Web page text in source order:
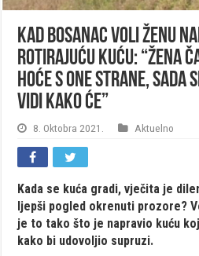
Kad Bosanac voli ženu
rotirajuću kuću: “Žena
hoće s one strane, sada
vidi kako će”
8. Oktobra 2021. Aktuelno
Kada se kuća gradi, vječita je
ljepši pogled okrenuti prozore?
je to tako što je napravio kuću
kako bi udovoljio supruzi.